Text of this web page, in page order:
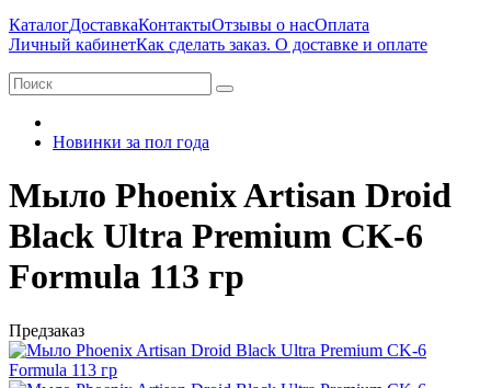
КаталогДоставкаКонтактыОтзывы о насОплата
Личный кабинетКак сделать заказ. О доставке и оплате
Новинки за пол года
Мыло Phoenix Artisan Droid
Black Ultra Premium CK-6
Formula 113 гр
Предзаказ